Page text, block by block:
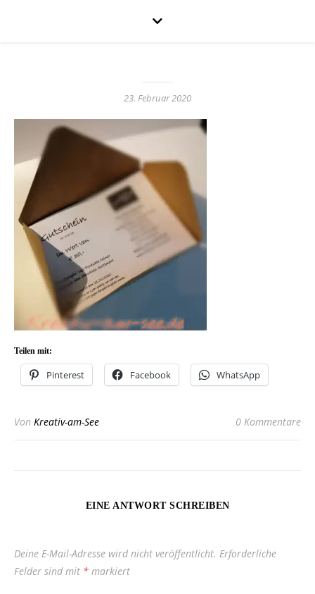
23. Februar 2020
Teilen mit:
Pinterest Facebook WhatsApp
Von Kreativ-am-See 0 Kommentare
EINE ANTWORT SCHREIBEN
Deine E-Mail-Adresse wird nicht veröffentlicht. Erforderliche
Felder sind mit * markiert